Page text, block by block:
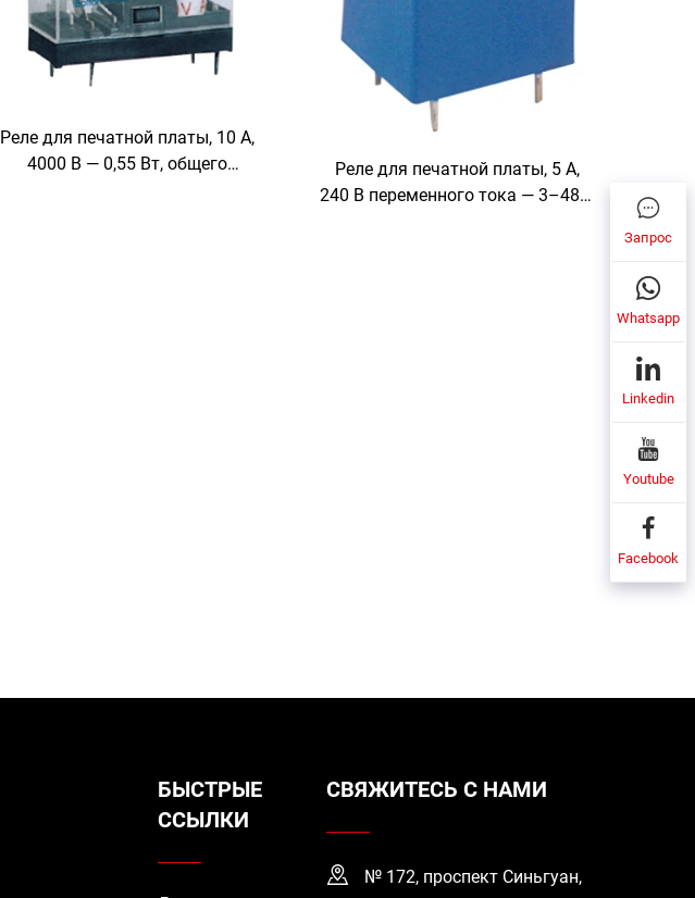
Реле для печатной платы, 10 А,
4000 В — 0,55 Вт, общего
Реле для печатной платы, 5 А,
240 В переменного тока — 3–48 В
Запрос
Whatsapp
Linkedin
Youtube
Facebook
БЫСТРЫЕ
ССЫЛКИ
СВЯЖИТЕСЬ С НАМИ
№ 172, проспект Синьгуан,